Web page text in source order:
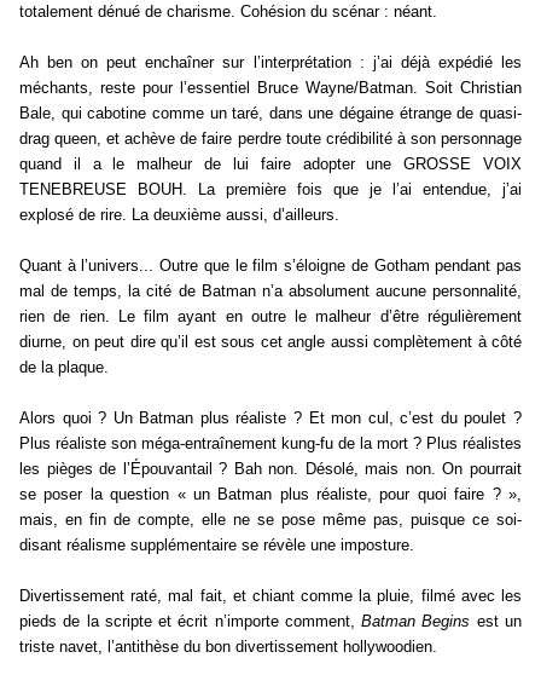
totalement dénué de charisme. Cohésion du scénar : néant.
Ah ben on peut enchaîner sur l’interprétation : j’ai déjà expédié les
méchants, reste pour l’essentiel Bruce Wayne/Batman. Soit Christian
Bale, qui cabotine comme un taré, dans une dégaine étrange de quasi-
drag queen, et achève de faire perdre toute crédibilité à son personnage
quand il a le malheur de lui faire adopter une GROSSE VOIX
TENEBREUSE BOUH. La première fois que je l’ai entendue, j’ai
explosé de rire. La deuxième aussi, d’ailleurs.
Quant à l’univers... Outre que le film s’éloigne de Gotham pendant pas
mal de temps, la cité de Batman n’a absolument aucune personnalité,
rien de rien. Le film ayant en outre le malheur d’être régulièrement
diurne, on peut dire qu’il est sous cet angle aussi complètement à côté
de la plaque.
Alors quoi ? Un Batman plus réaliste ? Et mon cul, c’est du poulet ?
Plus réaliste son méga-entraînement kung-fu de la mort ? Plus réalistes
les pièges de l’Épouvantail ? Bah non. Désolé, mais non. On pourrait
se poser la question « un Batman plus réaliste, pour quoi faire ? »,
mais, en fin de compte, elle ne se pose même pas, puisque ce soi-
disant réalisme supplémentaire se révèle une imposture.
Divertissement raté, mal fait, et chiant comme la pluie, filmé avec les
pieds de la scripte et écrit n’importe comment,Batman Begins est un
triste navet, l’antithèse du bon divertissement hollywoodien.